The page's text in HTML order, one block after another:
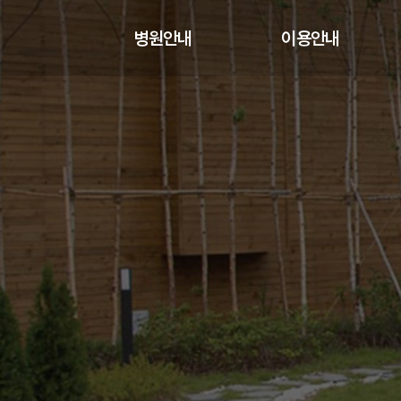
병원안내 이용안내